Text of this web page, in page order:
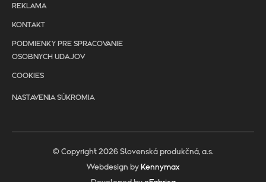
REKLAMA
KONTAKT
PODMIENKY PRE SPRACOVANIE
OSOBNYCH UDAJOV
COOKIES
NASTAVENIA SÚKROMIA
© Copyright 2026 Slovenská produkčná, a.s.
Webdesign by Kennymax